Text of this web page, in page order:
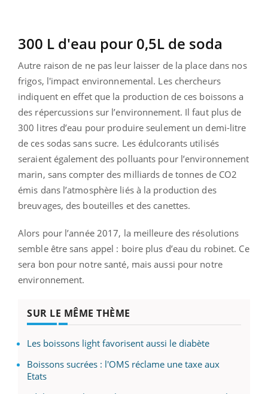
300 L d'eau pour 0,5L de soda
Autre raison de ne pas leur laisser de la place dans nos
frigos, l'impact environnemental. Les chercheurs
indiquent en effet que la production de ces boissons a
des répercussions sur l’environnement. Il faut plus de
300 litres d’eau pour produire seulement un demi-litre
de ces sodas sans sucre. Les édulcorants utilisés
seraient également des polluants pour l’environnement
marin, sans compter des milliards de tonnes de CO2
émis dans l’atmosphère liés à la production des
breuvages, des bouteilles et des canettes.
Alors pour l’année 2017, la meilleure des résolutions
semble être sans appel : boire plus d’eau du robinet. Ce
sera bon pour notre santé, mais aussi pour notre
environnement.
SUR LE MÊME THÈME
Les boissons light favorisent aussi le diabète
Boissons sucrées : l'OMS réclame une taxe aux
Etats